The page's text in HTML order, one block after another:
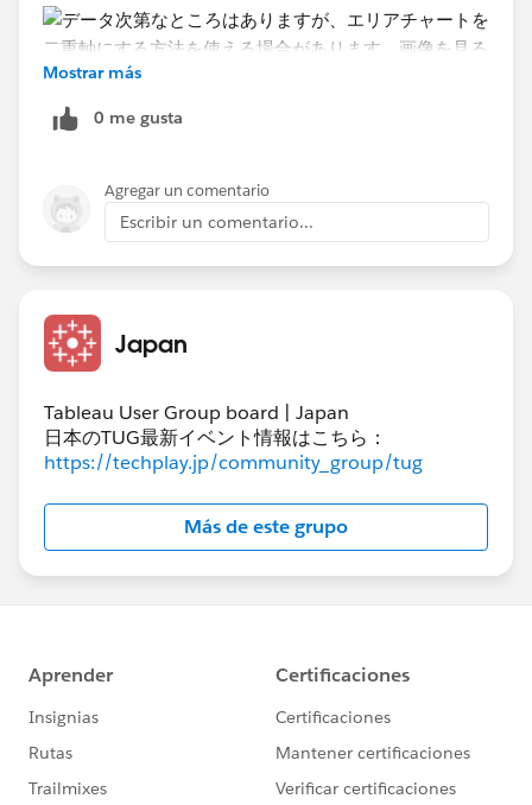
サンプルデータを添付して頂けると、データソース加工
Mostrar más
0 me gusta
Agregar un comentario
Escribir un comentario...
Japan
Tableau User Group board | Japan
日本のTUG最新イベント情報はこちら：
https://techplay.jp/community_group/tug
Más de este grupo